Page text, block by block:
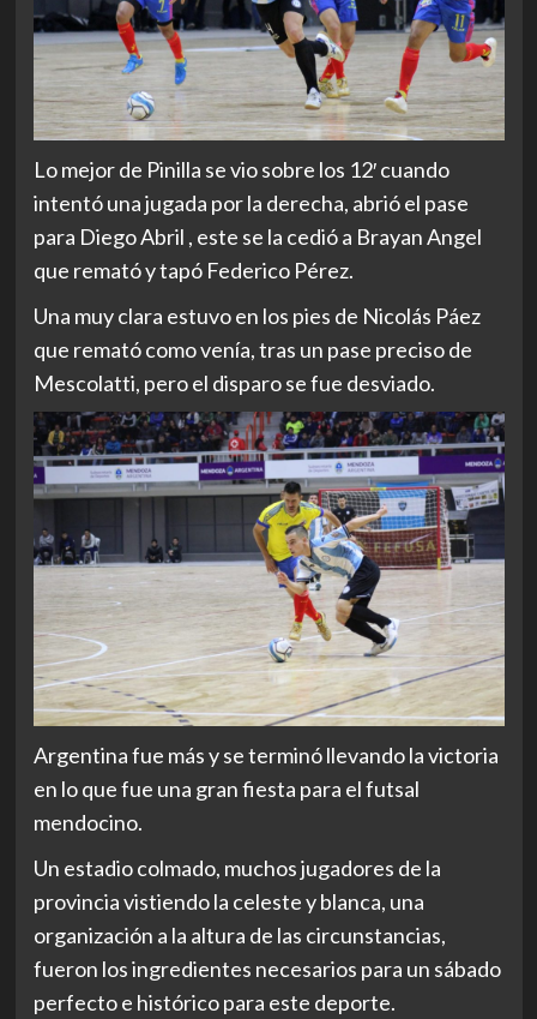
Lo mejor de Pinilla se vio sobre los 12′ cuando
intentó una jugada por la derecha, abrió el pase
para Diego Abril , este se la cedió a Brayan Angel
que remató y tapó Federico Pérez.
Una muy clara estuvo en los pies de Nicolás Páez
que remató como venía, tras un pase preciso de
Mescolatti, pero el disparo se fue desviado.
Argentina fue más y se terminó llevando la victoria
en lo que fue una gran fiesta para el futsal
mendocino.
Un estadio colmado, muchos jugadores de la
provincia vistiendo la celeste y blanca, una
organización a la altura de las circunstancias,
fueron los ingredientes necesarios para un sábado
perfecto e histórico para este deporte.